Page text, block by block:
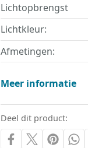
Lichtopbrengst
Lichtkleur:
Afmetingen:
Meer informatie
Deel dit product: